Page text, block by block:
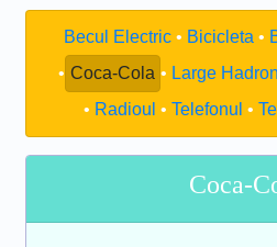
Becul Electric Bicicleta
Coca-Cola
Large
Radioul
Telefonul
Coca-